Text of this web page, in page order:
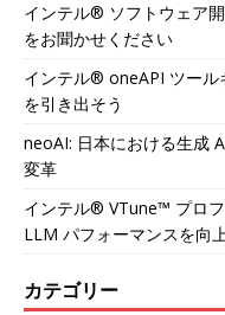
インテル® ソフトウェア
をお聞かせください
インテル® oneAPI ツール
を引き出そう
neoAI: 日本における生成
変革
インテル® VTune™ プロ
LLM パフォーマンスを向
カテゴリー